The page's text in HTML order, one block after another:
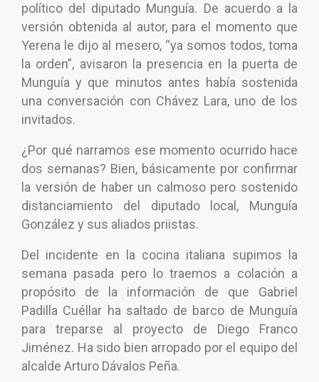
político del diputado Munguía. De acuerdo a la
versión obtenida al autor, para el momento que
Yerena le dijo al mesero, “ya somos todos, toma
la orden”, avisaron la presencia en la puerta de
Munguía y que minutos antes había sostenida
una conversación con Chávez Lara, uno de los
invitados.
¿Por qué narramos ese momento ocurrido hace
dos semanas? Bien, básicamente por confirmar
la versión de haber un calmoso pero sostenido
distanciamiento del diputado local, Munguía
González y sus aliados priistas.
Del incidente en la cocina italiana supimos la
semana pasada pero lo traemos a colación a
propósito de la información de que Gabriel
Padilla Cuéllar ha saltado de barco de Munguía
para treparse al proyecto de Diego Franco
Jiménez. Ha sido bien arropado por el equipo del
alcalde Arturo Dávalos Peña.